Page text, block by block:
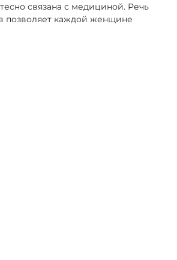
связана с медициной. Речь
позволяет каждой женщине